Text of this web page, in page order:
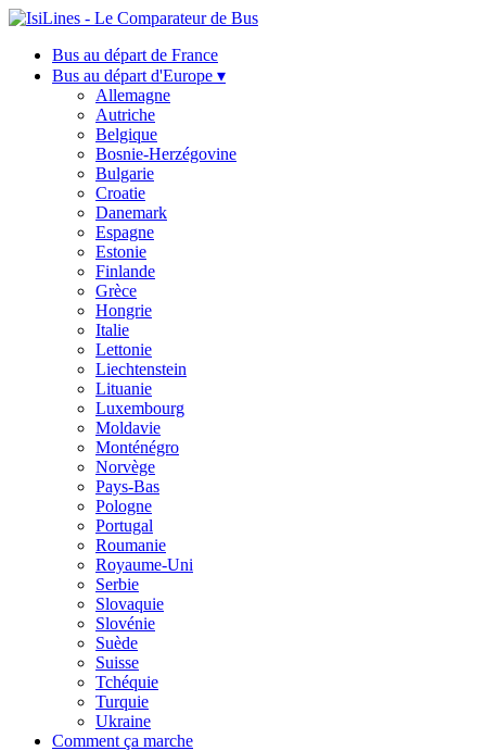
Bus au départ de France
Bus au départ d'Europe ▾
Allemagne
Autriche
Belgique
Bosnie-Herzégovine
Bulgarie
Croatie
Danemark
Espagne
Estonie
Finlande
Grèce
Hongrie
Italie
Lettonie
Liechtenstein
Lituanie
Luxembourg
Moldavie
Monténégro
Norvège
Pays-Bas
Pologne
Portugal
Roumanie
Royaume-Uni
Serbie
Slovaquie
Slovénie
Suède
Suisse
Tchéquie
Turquie
Ukraine
Comment ça marche